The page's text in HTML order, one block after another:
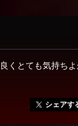
くとても気持ち
シェアす